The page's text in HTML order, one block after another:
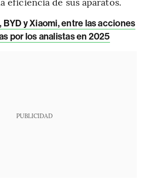
BYD y Xiaomi, entre las acciones
por los analistas en 2025
PUBLICIDAD